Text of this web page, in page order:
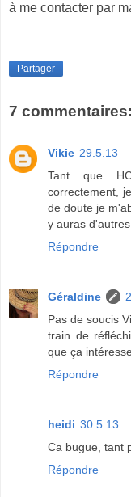
à me contacter par
Partager
7 commentaires:
Vikie 29.5.13
Tant que
correctement,
de doute je
y auras
Répondre
Géraldine
Pas de soucis
train de
que ça
Répondre
heidi 30.5.13
Ca bugue, tant
Répondre